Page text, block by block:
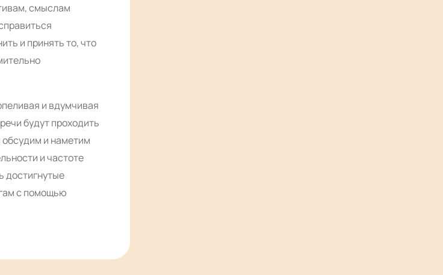
смыслам
и принять то, что
и вдумчивая
будут проходить
и наметим
и частоте
достигнутые
с помощью